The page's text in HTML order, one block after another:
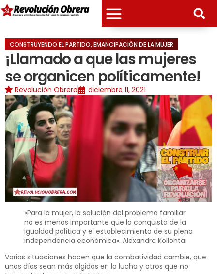
CONSTRUYENDO EL PARTIDO,EMANCIPACIÓN DE LA MUJER
¡Llamado a que las mujeres
se organicen políticamente!
Revolución Obrera diciembre 11, 2021
«Para la mujer, la solución del problema familiar
no es menos importante que la conquista de la
igualdad política y el establecimiento de su plena
independencia económica». Alexandra Kollontai
Varias situaciones hacen que la combatividad cambie, que
unos días sean más álgidos en la lucha y otros que no